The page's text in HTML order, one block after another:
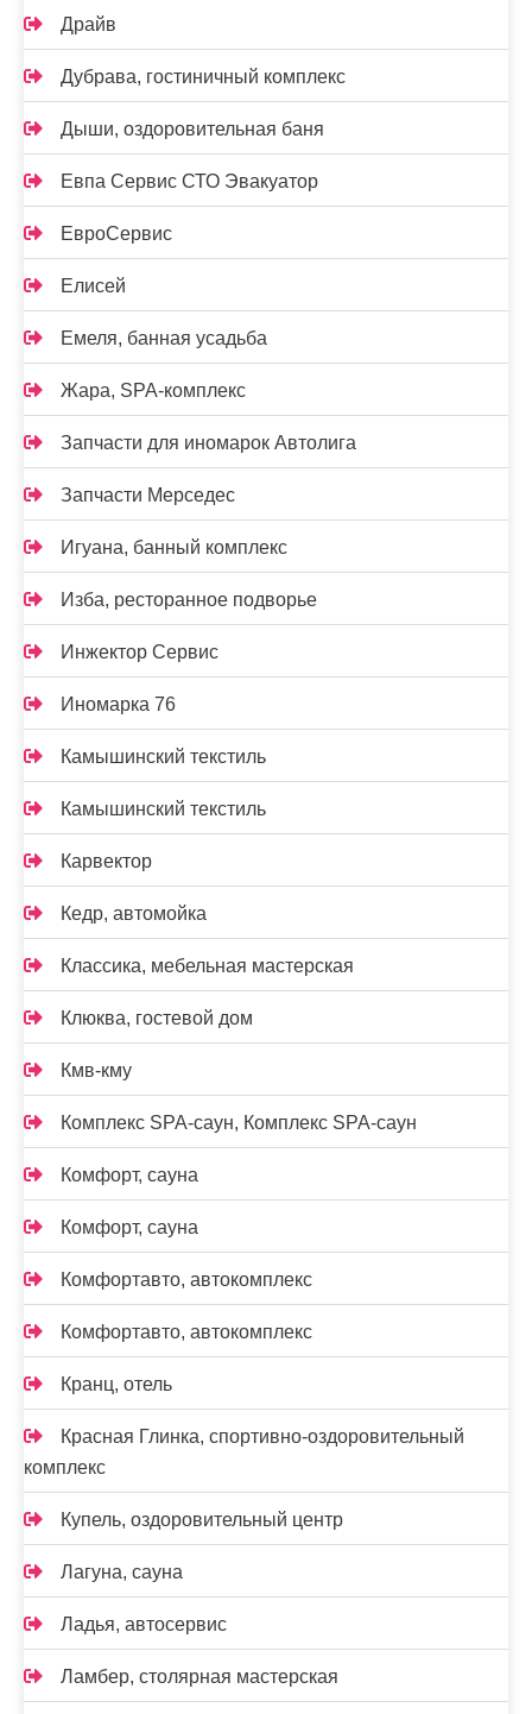
Драйв
Дубрава, гостиничный комплекс
Дыши, оздоровительная баня
Евпа Сервис СТО Эвакуатор
ЕвроСервис
Елисей
Емеля, банная усадьба
Жара, SPA-комплекс
Запчасти для иномарок Автолига
Запчасти Мерседес
Игуана, банный комплекс
Изба, ресторанное подворье
Инжектор Сервис
Иномарка 76
Камышинский текстиль
Камышинский текстиль
Карвектор
Кедр, автомойка
Классика, мебельная мастерская
Клюква, гостевой дом
Кмв-кму
Комплекс SPA-саун, Комплекс SPA-саун
Комфорт, сауна
Комфорт, сауна
Комфортавто, автокомплекс
Комфортавто, автокомплекс
Кранц, отель
Красная Глинка, спортивно-оздоровительный
комплекс
Купель, оздоровительный центр
Лагуна, сауна
Ладья, автосервис
Ламбер, столярная мастерская